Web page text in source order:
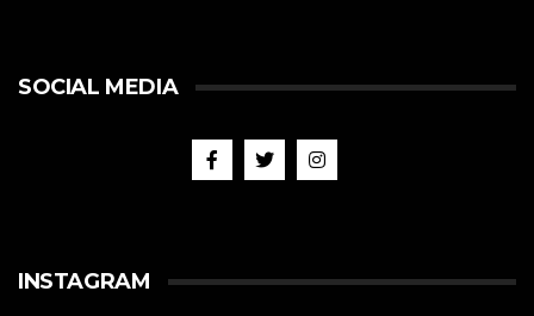
SOCIAL MEDIA
INSTAGRAM